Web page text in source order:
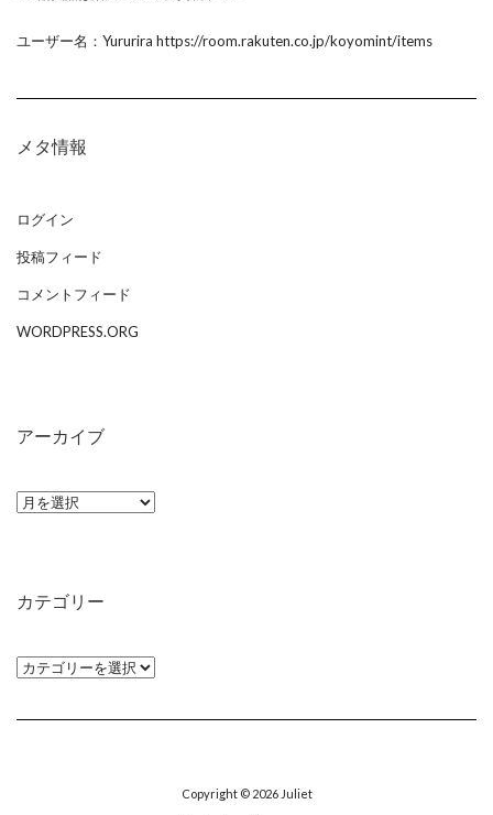
ユーザー名：Yururira https://room.rakuten.co.jp/koyomint/items
メタ情報
ログイン
投稿フィード
コメントフィード
WORDPRESS.ORG
アーカイブ
ア
ブ
カテゴリー
カ
ゴ
Copyright © 2026 Juliet